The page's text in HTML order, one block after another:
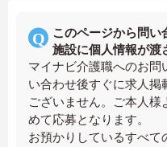
このページから問い
施設に個人情報が渡
マイナビ介護職へのお問
い合わせ後すぐに求人掲
ございません。ご本人
めて応募となります。
お預かりしているすべて